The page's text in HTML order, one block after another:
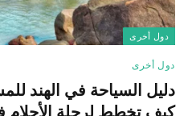
دول أخرى
دول أخرى